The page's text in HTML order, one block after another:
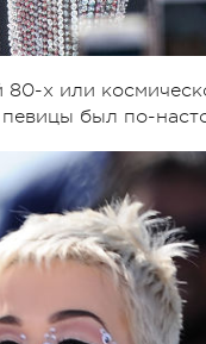
80-х или
певицы был по-